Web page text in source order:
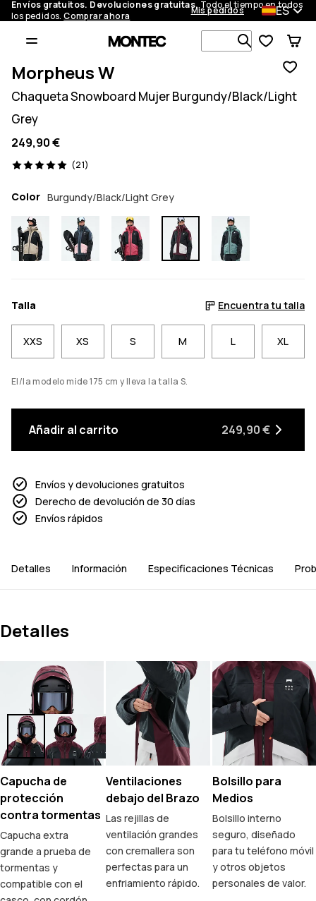
Envíos gratuitos. Devoluciones gratuitas.Todo el tiempo en todos
los pedidos.Comprar ahora Mis pedidos ES
Busca en
Morpheus W
Chaqueta Snowboard Mujer Burgundy/Black/Light
Grey
249,90 €
(21)
21 opiniones, 5/5
Color Burgundy/Black/Light Grey
Talla Encuentra tu talla
XXS XS S M L XL
El/la modelo mide 175 cm y lleva la talla S.
Añadir al carrito 249,90 €
Envíos y devoluciones gratuitos
Derecho de devolución de 30 días
Envíos rápidos
Detalles Información Especificaciones Técnicas
Detalles
Capucha de
protección
contra tormentas
Capucha extra
grande a prueba de
tormentas y
compatible con el
Ventilaciones
debajo del Brazo
Las rejillas de
ventilación grandes
con cremallera son
perfectas para un
enfriamiento rápido.
Bolsillo para
Medios
Bolsillo interno
seguro, diseñado
para tu teléfono móvil
y otros objetos
personales de valor.